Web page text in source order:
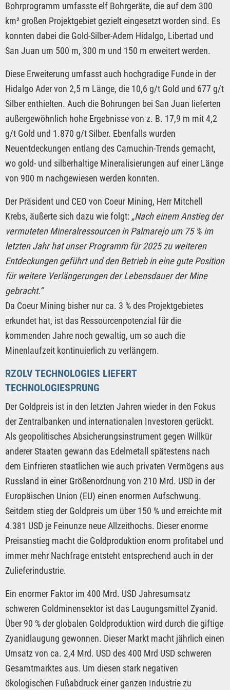
Bohrprogramm umfasste elf Bohrgeräte, die auf dem 300
km² großen Projektgebiet gezielt eingesetzt worden sind. Es
konnten dabei die Gold-Silber-Adern Hidalgo, Libertad und
San Juan um 500 m, 300 m und 150 m erweitert werden.
Diese Erweiterung umfasst auch hochgradige Funde in der
Hidalgo Ader von 2,5 m Länge, die 10,6 g/t Gold und 677 g/t
Silber enthielten. Auch die Bohrungen bei San Juan lieferten
außergewöhnlich hohe Ergebnisse von z. B. 17,9 m mit 4,2
g/t Gold und 1.870 g/t Silber. Ebenfalls wurden
Neuentdeckungen entlang des Camuchin-Trends gemacht,
wo gold- und silberhaltige Mineralisierungen auf einer Länge
von 900 m nachgewiesen werden konnten.
Der Präsident und CEO von Coeur Mining, Herr Mitchell
Krebs, äußerte sich dazu wie folgt: „Nach einem Anstieg der
vermuteten Mineralressourcen in Palmarejo um 75 % im
letzten Jahr hat unser Programm für 2025 zu weiteren
Entdeckungen geführt und den Betrieb in eine gute Position
für weitere Verlängerungen der Lebensdauer der Mine
gebracht.“
Da Coeur Mining bisher nur ca. 3 % des Projektgebietes
erkundet hat, ist das Ressourcenpotenzial für die
kommenden Jahre noch gewaltig, um so auch die
Minenlaufzeit kontinuierlich zu verlängern.
RZOLV TECHNOLOGIES LIEFERT
TECHNOLOGIESPRUNG
Der Goldpreis ist in den letzten Jahren wieder in den Fokus
der Zentralbanken und internationalen Investoren gerückt.
Als geopolitisches Absicherungsinstrument gegen Willkür
anderer Staaten gewann das Edelmetall spätestens nach
dem Einfrieren staatlichen wie auch privaten Vermögens aus
Russland in einer Größenordnung von 210 Mrd. USD in der
Europäischen Union (EU) einen enormen Aufschwung.
Seitdem stieg der Goldpreis um über 150 % und erreichte mit
4.381 USD je Feinunze neue Allzeithochs. Dieser enorme
Preisanstieg macht die Goldproduktion enorm profitabel und
immer mehr Nachfrage entsteht entsprechend auch in der
Zulieferindustrie.
Ein enormer Faktor im 400 Mrd. USD Jahresumsatz
schweren Goldminensektor ist das Laugungsmittel Zyanid.
Über 90 % der globalen Goldproduktion wird durch die giftige
Zyanidlaugung gewonnen. Dieser Markt macht jährlich einen
Umsatz von ca. 2,4 Mrd. USD des 400 Mrd USD schweren
Gesamtmarktes aus. Um diesen stark negativen
ökologischen Fußabdruck einer ganzen Industrie zu